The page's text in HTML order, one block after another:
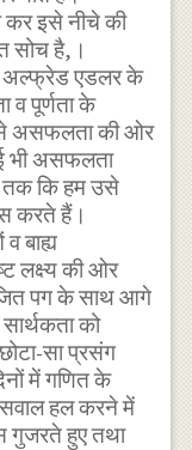
इसे नीचे की
सोच है,।
अल्फ्रेड एडलर के
व पूर्णता के
असफलता की ओर
भी असफलता
तक कि हम उसे
करते हैं।
बाह्य
लक्ष्य की ओर
पग के साथ आगे
को
सा प्रसंग
में गणित के
सवाल हल करने में
गुजरते हुए तथा